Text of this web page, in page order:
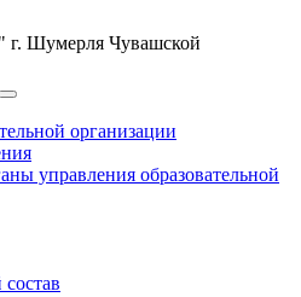
организации
управления образовательной